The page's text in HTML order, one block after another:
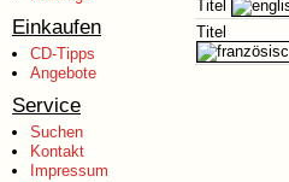
Einkaufen
CD-Tipps
Angebote
Service
Suchen
Kontakt
Impressum
Titel
Titel